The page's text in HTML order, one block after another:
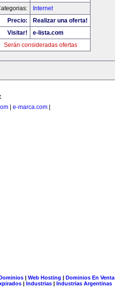
Internet
Precio:
Realizar una oferta!
Visitar!
e-lista.com
Serán consideradas ofertas
e-marca.com
| Web Hosting | Dominios En Venta
| Industrias | Industrias Argentinas